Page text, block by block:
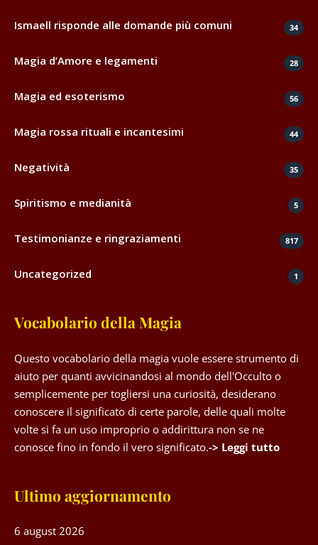
Ismaell risponde alle domande più comuni 34
Magia d’Amore e legamenti 28
Magia ed esoterismo 56
Magia rossa rituali e incantesimi 44
Negatività 35
Spiritismo e medianità 5
Testimonianze e ringraziamenti 817
Uncategorized 1
Vocabolario della Magia
Questo vocabolario della magia vuole essere strumento di
aiuto per quanti avvicinandosi al mondo dell'Occulto o
semplicemente per togliersi una curiosità, desiderano
conoscere il significato di certe parole, delle quali molte
volte si fa un uso improprio o addirittura non se ne
conosce fino in fondo il vero significato.-> Leggi tutto
Ultimo aggiornamento
6 august 2026